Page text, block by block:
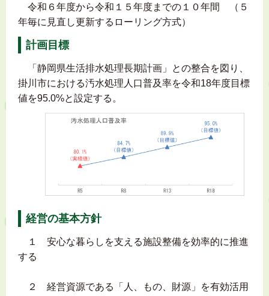
令和６年度から令和１５年度までの１０年間 （５
年毎に見直し更新するローリング方式）
計画目標
「静岡県生活排水処理長期計画」との整合を図り、
掛川市における汚水処理人口普及率を令和18年度目標
値を95.0%と設定する。
経営の基本方針
１ 安心な暮らしを支える施設整備を効率的に推進
する
２ 経営資源である「人、もの、財源」を有効活用